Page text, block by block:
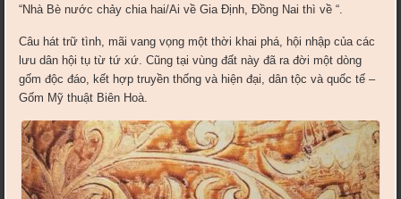
“Nhà Bè nước chảy chia hai/Ai về Gia Định, Đồng Nai thì về “.
Câu hát trữ tình, mãi vang vọng một thời khai phá, hội nhập của các
lưu dân hội tụ từ tứ xứ. Cũng tại vùng đất này đã ra đời một dòng
gốm độc đáo, kết hợp truyền thống và hiện đại, dân tộc và quốc tế –
Gốm Mỹ thuật Biên Hoà.